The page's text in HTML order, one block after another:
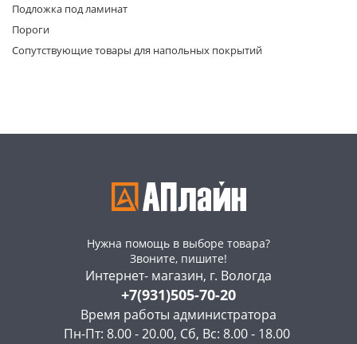
Подложка под ламинат
Пороги
Сопутствующие товары для напольных покрытий
Нужна помощь в выборе товара?
Звоните, пишите!
Интернет- магазин, г. Вологда
+7(931)505-70-20
Время работы администратора
Пн-Пт: 8.00 - 20.00, Сб, Вс: 8.00 - 18.00